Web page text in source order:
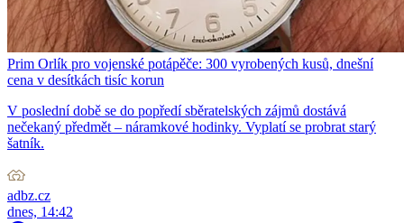
Prim Orlík pro vojenské potápěče: 300 vyrobených kusů, dnešní
cena v desítkách tisíc korun
V poslední době se do popředí sběratelských zájmů dostává
nečekaný předmět – náramkové hodinky. Vyplatí se probrat starý
šatník.
adbz.cz
dnes, 14:42